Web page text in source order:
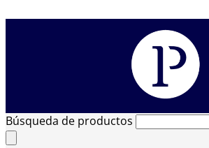
Búsqueda de productos